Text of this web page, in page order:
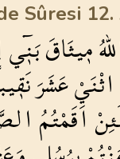
Sûresi
م۪يثَاقَبَن۪ٓي
اثْنَيْعَشَرَ
اَقَمْتُمُ